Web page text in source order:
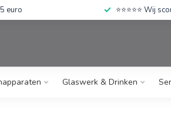
euro ⭐⭐⭐⭐⭐ Wij
Glaswerk & Drinken